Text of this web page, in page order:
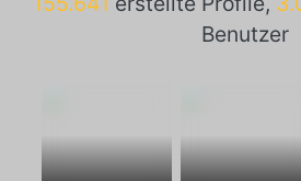
Benutzer